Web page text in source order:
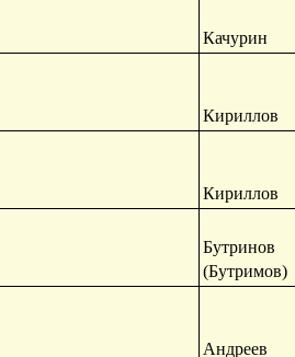
Качурин
Кириллов
Кириллов
Бутринов
(Бутримов)
Андреев